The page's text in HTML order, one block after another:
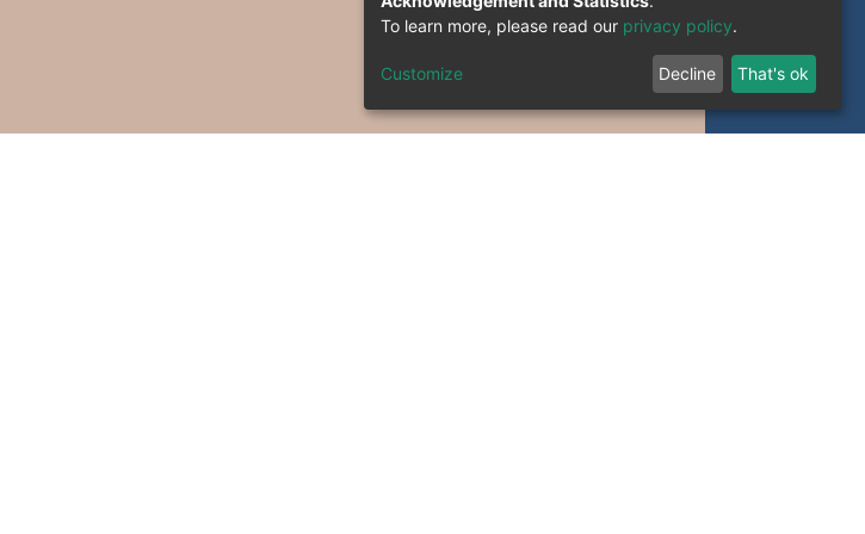
To learn more, please read our privacy policy.
Customize Decline That's ok